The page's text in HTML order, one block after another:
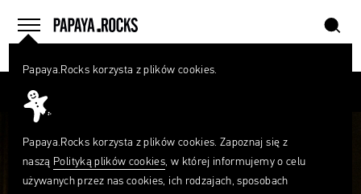
menu
home szukaj
Papaya.Rocks korzysta z plików cookies.
Papaya.Rocks korzysta z plików cookies. Zapoznaj się z
naszą Polityką plików cookies, w której informujemy o celu
używanych przez nas cookies, ich rodzajach, sposobach
Czego
szukasz?